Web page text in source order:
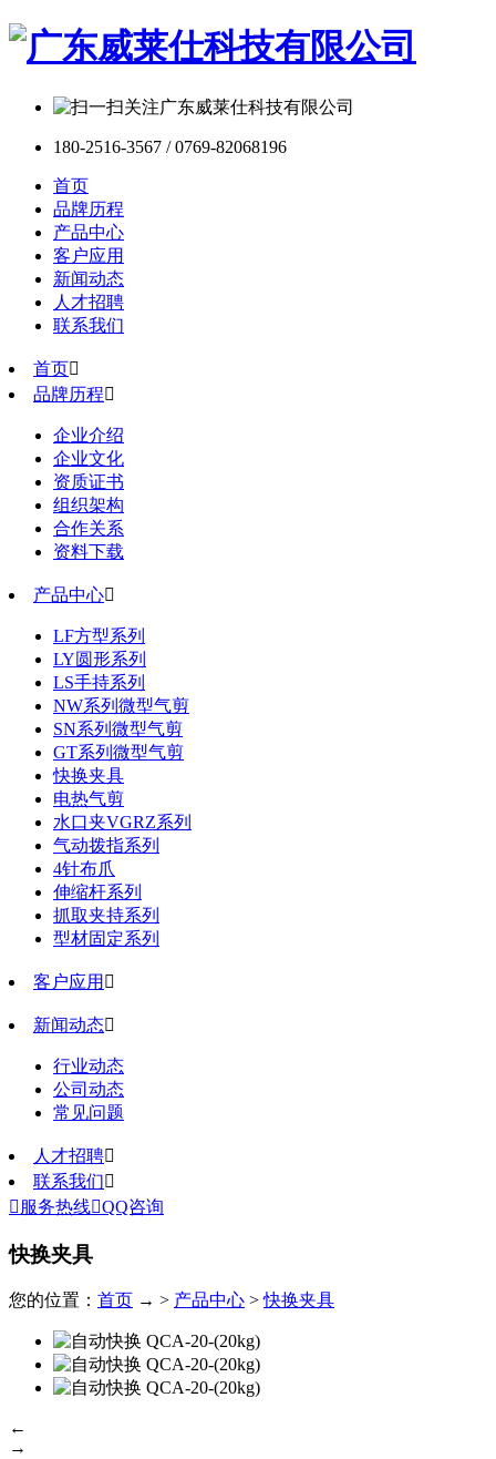
180-2516-3567 / 0769-82068196
首页
品牌历程
产品中心
客户应用
新闻动态
人才招聘
联系我们
首页
品牌历程
企业介绍
企业文化
资质证书
组织架构
合作关系
资料下载
产品中心
LF方型系列
LY圆形系列
LS手持系列
NW系列微型气剪
SN系列微型气剪
GT系列微型气剪
快换夹具
电热气剪
水口夹VGRZ系列
气动拨指系列
4针布爪
伸缩杆系列
抓取夹持系列
型材固定系列
客户应用 
新闻动态
行业动态
公司动态
常见问题
人才招聘
联系我们
 服务热线QQ咨询
快换夹具
您的位置： 首页 → > 产品中心 >快换夹具
←
→